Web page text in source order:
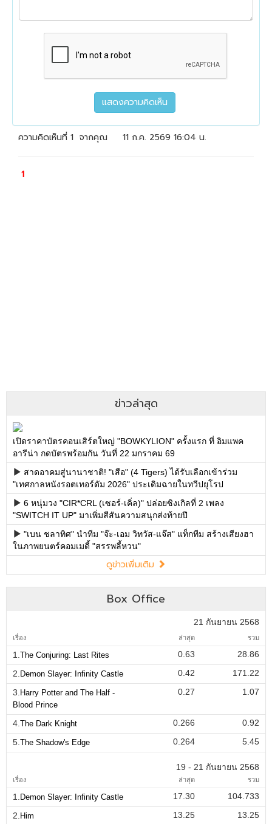
ข่าวล่าสุด
เปิดราคาบัตรคอนเสิร์ตใหญ่ "BOWKYLION" ครั้งแรก ที่ อิมแพค
อารีน่า กดบัตรพร้อมกัน วันที่ 22 มกราคม 69
สาดอาคมสู่นานาชาติ! "เสือ" (4 Tigers) ได้รับเลือกเข้าร่วม
"เทศกาลหนังรอตเทอร์ดัม 2026" ประเดิมฉายในทวีปยุโรป
6 หนุ่มวง "CIR*CRL (เซอร์-เคิ่ล)" ปล่อยซิงเกิลที่ 2 เพลง
"SWITCH IT UP" มาเพิ่มสีสันความสนุกส่งท้ายปี
"เบน ชลาทิศ" นำทีม "จ๊ะ-เอม วิทวัส-แจ๊ส" แท็กทีม สร้างเสียงฮา
ในภาพยนตร์คอมเมดี้ "สรรพลี้หวน"
ดูข่าวเพิ่มเติม
Box Office
21 กันยายน 2568
เรื่อง ล่าสุด รวม
1. The Conjuring: Last Rites 0.63
28.86
2. Demon Slayer: Infinity Castle 0.42
171.22
3. Harry Potter and The Half -
Blood Prince
0.27 1.07
4. The Dark Knight 0.266
0.92
5. The Shadow's Edge 0.264 5.45
19 - 21 กันยายน 2568
เรื่อง ล่าสุด รวม
1. Demon Slayer: Infinity Castle 17.30
104.733
2. Him 13.25 13.25